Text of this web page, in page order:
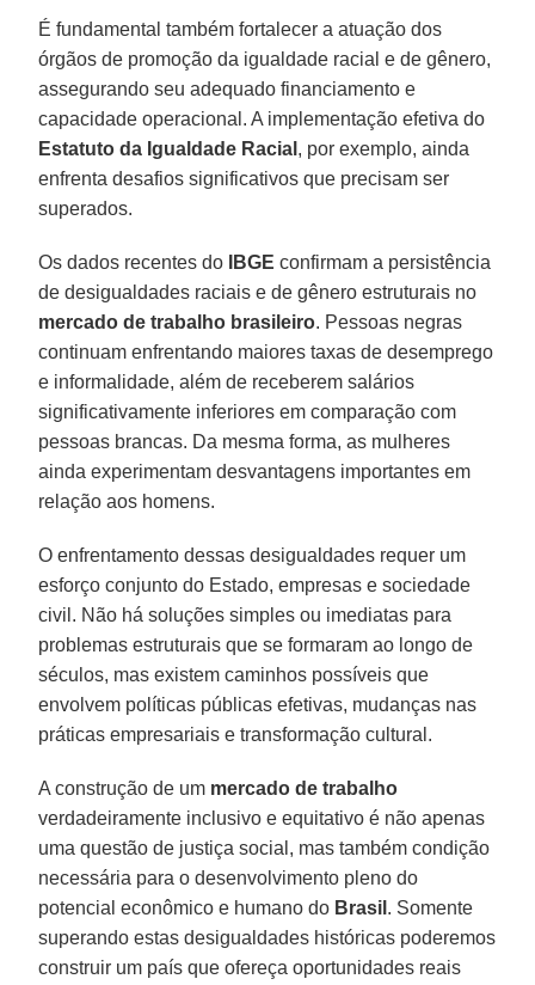
É fundamental também fortalecer a atuação dos
órgãos de promoção da igualdade racial e de gênero,
assegurando seu adequado financiamento e
capacidade operacional. A implementação efetiva do
Estatuto da Igualdade Racial , por exemplo, ainda
enfrenta desafios significativos que precisam ser
superados.
Os dados recentes do IBGE confirmam a persistência
de desigualdades raciais e de gênero estruturais no
mercado de trabalho brasileiro. Pessoas negras
continuam enfrentando maiores taxas de desemprego
e informalidade, além de receberem salários
significativamente inferiores em comparação com
pessoas brancas. Da mesma forma, as mulheres
ainda experimentam desvantagens importantes em
relação aos homens.
O enfrentamento dessas desigualdades requer um
esforço conjunto do Estado, empresas e sociedade
civil. Não há soluções simples ou imediatas para
problemas estruturais que se formaram ao longo de
séculos, mas existem caminhos possíveis que
envolvem políticas públicas efetivas, mudanças nas
práticas empresariais e transformação cultural.
A construção de um mercado de trabalho
verdadeiramente inclusivo e equitativo é não apenas
uma questão de justiça social, mas também condição
necessária para o desenvolvimento pleno do
potencial econômico e humano do Brasil . Somente
superando estas desigualdades históricas poderemos
construir um país que ofereça oportunidades reais